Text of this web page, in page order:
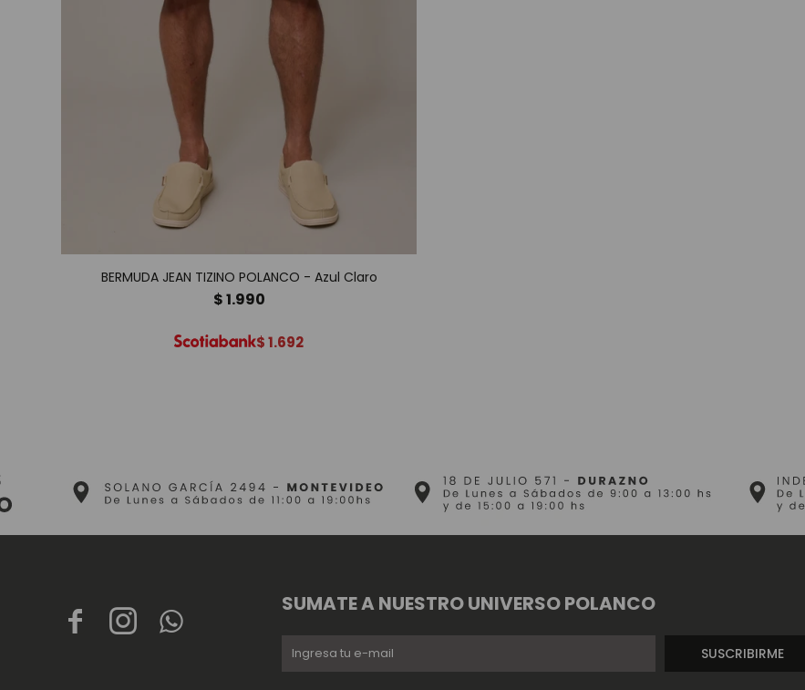
BERMUDA JEAN TIZINO POLANCO - Azul Claro
$1.990
$1.692
  
SUMATE A NUESTRO UNIVERSO POLANCO
SUSCRIBIRME